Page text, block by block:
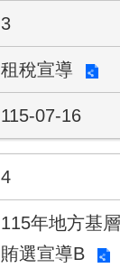
3
租稅宣導
115-07-16
4
115年地方基
賄選宣導B